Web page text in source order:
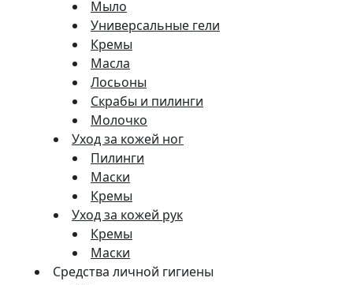
Мыло
Универсальные гели
Кремы
Масла
Лосьоны
Скрабы и пилинги
Молочко
Уход за кожей ног
Пилинги
Маски
Кремы
Уход за кожей рук
Кремы
Маски
Средства личной гигиены